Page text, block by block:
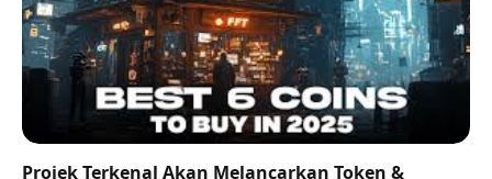
Projek Terkenal Akan Melancarkan Token &